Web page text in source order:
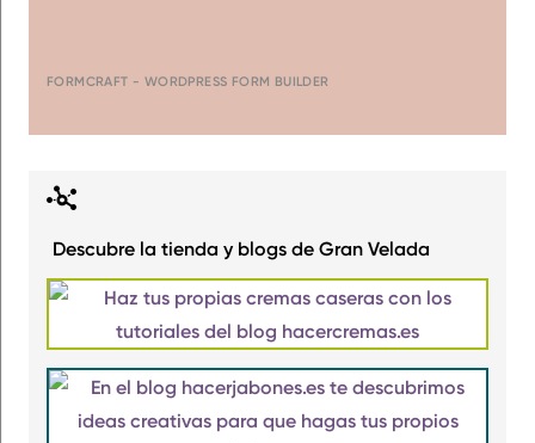
FORMCRAFT - WORDPRESS FORM BUILDER
Descubre la tienda y blogs de Gran Velada